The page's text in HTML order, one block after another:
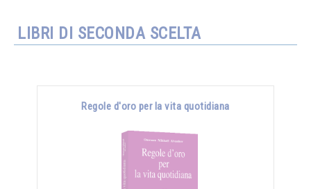
LIBRI DI SECONDA SCELTA
Regole d'oro per la vita quotidiana